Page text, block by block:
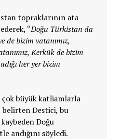
topraklarının ata
“Doğu Türkistan da
de bizim vatanımız,
Kerkük de bizim
her yer bizim
büyük katliamlarla
belirten Destici, bu
Doğu
andığını söyledi.